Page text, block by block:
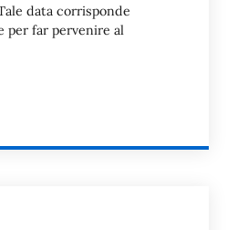
data corrisponde
per far pervenire al